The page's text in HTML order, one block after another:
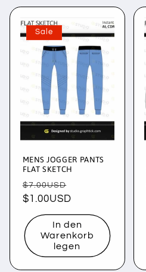
Sale
MENS JOGGER PANTS
FLAT SKETCH
Normaler
Preis
$7.00USD
$1.00USD
In den
Warenkorb
legen